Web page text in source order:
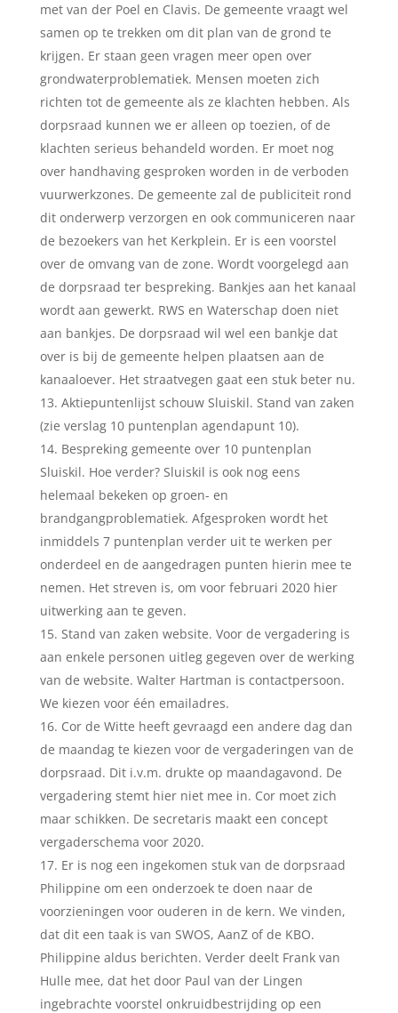
met van der Poel en Clavis. De gemeente vraagt wel
samen op te trekken om dit plan van de grond te
krijgen. Er staan geen vragen meer open over
grondwaterproblematiek. Mensen moeten zich
richten tot de gemeente als ze klachten hebben. Als
dorpsraad kunnen we er alleen op toezien, of de
klachten serieus behandeld worden. Er moet nog
over handhaving gesproken worden in de verboden
vuurwerkzones. De gemeente zal de publiciteit rond
dit onderwerp verzorgen en ook communiceren naar
de bezoekers van het Kerkplein. Er is een voorstel
over de omvang van de zone. Wordt voorgelegd aan
de dorpsraad ter bespreking. Bankjes aan het kanaal
wordt aan gewerkt. RWS en Waterschap doen niet
aan bankjes. De dorpsraad wil wel een bankje dat
over is bij de gemeente helpen plaatsen aan de
kanaaloever. Het straatvegen gaat een stuk beter nu.
Aktiepuntenlijst schouw Sluiskil. Stand van zaken
(zie verslag 10 puntenplan agendapunt 10).
Bespreking gemeente over 10 puntenplan
Sluiskil. Hoe verder? Sluiskil is ook nog eens
helemaal bekeken op groen- en
brandgangproblematiek. Afgesproken wordt het
inmiddels 7 puntenplan verder uit te werken per
onderdeel en de aangedragen punten hierin mee te
nemen. Het streven is, om voor februari 2020 hier
uitwerking aan te geven.
Stand van zaken website. Voor de vergadering is
aan enkele personen uitleg gegeven over de werking
van de website. Walter Hartman is contactpersoon.
We kiezen voor één emailadres.
Cor de Witte heeft gevraagd een andere dag dan
de maandag te kiezen voor de vergaderingen van de
dorpsraad. Dit i.v.m. drukte op maandagavond. De
vergadering stemt hier niet mee in. Cor moet zich
maar schikken. De secretaris maakt een concept
vergaderschema voor 2020.
Er is nog een ingekomen stuk van de dorpsraad
Philippine om een onderzoek te doen naar de
voorzieningen voor ouderen in de kern. We vinden,
dat dit een taak is van SWOS, AanZ of de KBO.
Philippine aldus berichten. Verder deelt Frank van
Hulle mee, dat het door Paul van der Lingen
ingebrachte voorstel onkruidbestrijding op een